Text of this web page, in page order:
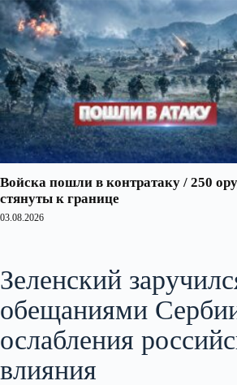
Войска пошли в контратаку / 250
стянуты к границе
03.08.2026
Зеленский
обещаниями
ослабления
влияния